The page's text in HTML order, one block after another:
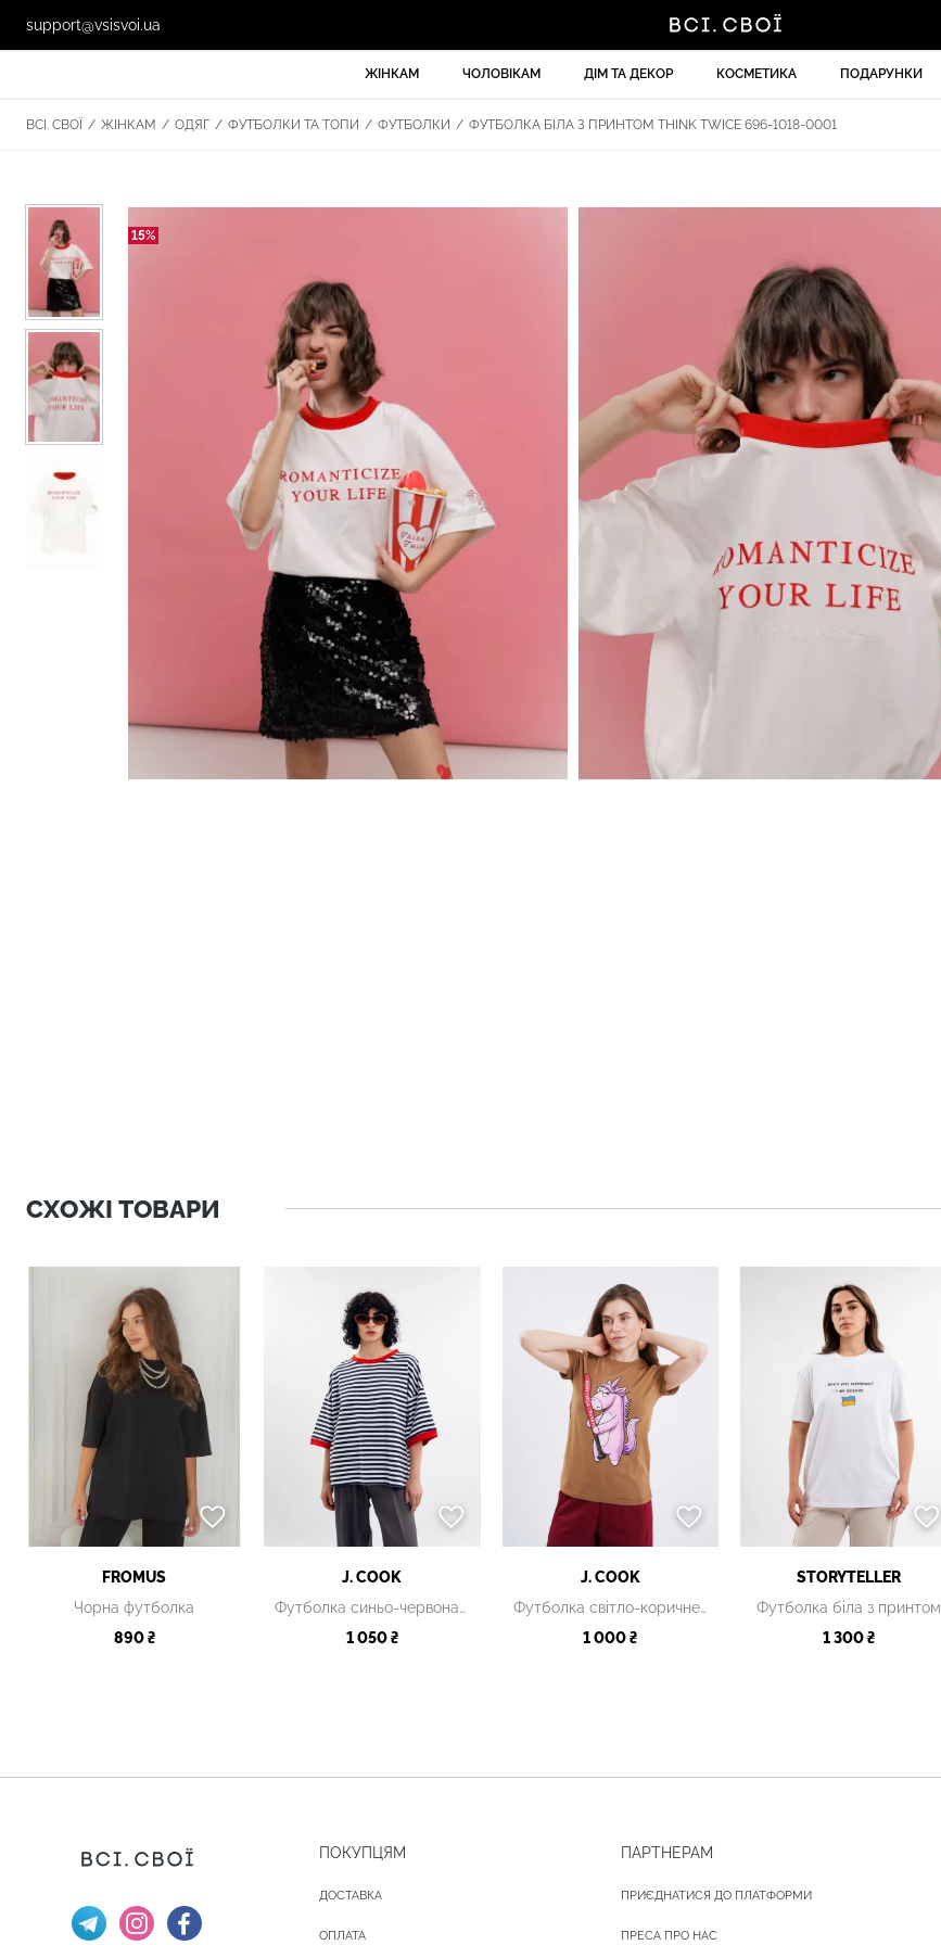
support@vsisvoi.ua
ЖІНКАМ ЧОЛОВІКАМ ДІМ ТА ДЕКОР КОСМЕТИКА ПОДАРУНКИ
ВСІ. СВОЇ / ЖІНКАМ / ОДЯГ / ФУТБОЛКИ ТА ТОПИ / ФУТБОЛКИ / ФУТБОЛКА БІЛА З ПРИНТОМ THINK TWICE 696-1018-0001
15%
СХОЖІ ТОВАРИ
FROMUS
Чорна футболка
890 ₴
J. COOK
Футболка синьо-червона смугаста
1 050 ₴
J. COOK
Футболка світло-коричнева
1 000 ₴
STORYTELLER
Футболка біла з принтом
1 300 ₴
ПОКУПЦЯМ
ДОСТАВКА
ОПЛАТА
ПАРТНЕРАМ
ПРИЄДНАТИСЯ ДО ПЛАТФОРМИ
ПРЕСА ПРО НАС